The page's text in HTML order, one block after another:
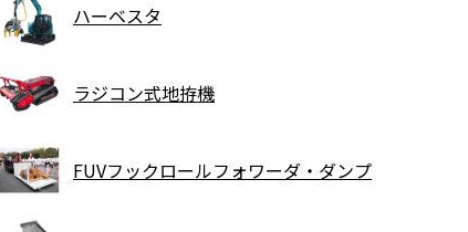
ハーベスタ
ラジコン式地拵機
FUVフックロールフォワーダ・ダンプ